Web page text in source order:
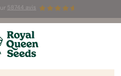
58744 avis
AutoGRATUITES pour les